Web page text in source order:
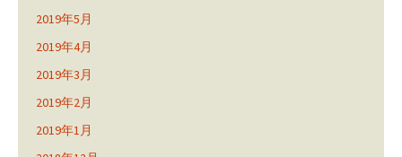
2019年5月
2019年4月
2019年3月
2019年2月
2019年1月